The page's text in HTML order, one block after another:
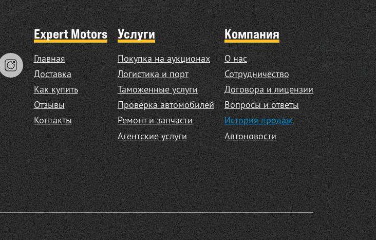
Expert Motors
Главная
Доставка
Как купить
Отзывы
Контакты
Услуги
Покупка на аукционах
Логистика и порт
Таможенные услуги
Проверка автомобилей
Ремонт и запчасти
Агентские услуги
Компания
О нас
Сотрудничество
Договора и лицензии
Вопросы и ответы
История продаж
Автоновости